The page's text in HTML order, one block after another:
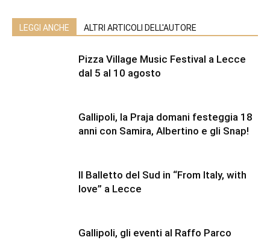
LEGGI ANCHE ALTRI ARTICOLI DELL'AUTORE
Pizza Village Music Festival a Lecce
dal 5 al 10 agosto
Gallipoli, la Praja domani festeggia 18
anni con Samira, Albertino e gli Snap!
Il Balletto del Sud in “From Italy, with
love” a Lecce
Gallipoli, gli eventi al Raffo Parco